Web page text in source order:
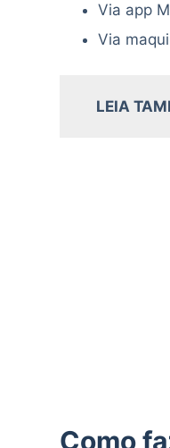
Via app
Via
LEIA
Como